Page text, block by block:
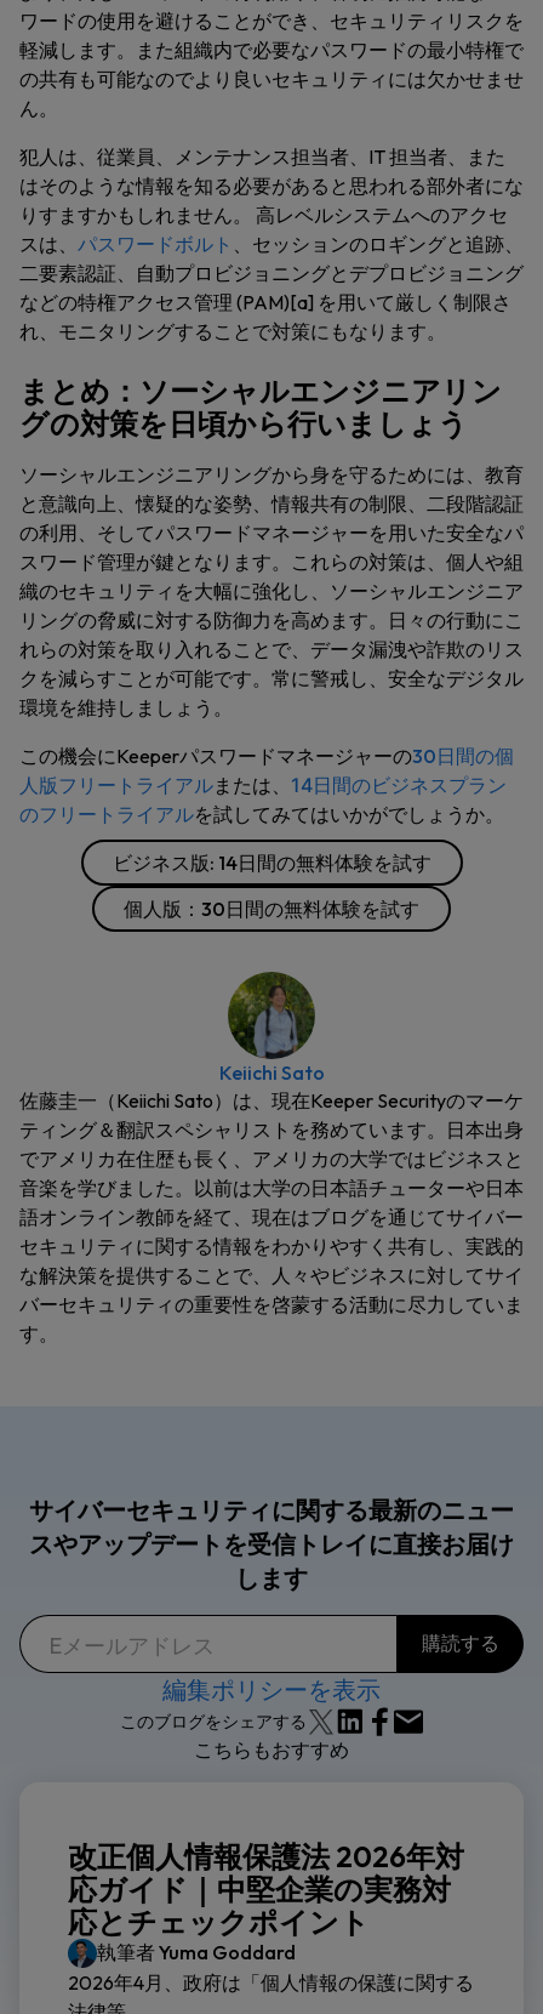
ワードの使用を避けることができ、セキュリティリスクを
軽減します。また組織内で必要なパスワードの最小特権で
の共有も可能なのでより良いセキュリティには欠かせませ
ん。
犯人は、従業員、メンテナンス担当者、IT 担当者、また
はそのような情報を知る必要があると思われる部外者にな
りすますかもしれません。 高レベルシステムへのアクセ
スは、 パスワードボルト 、セッションのロギングと追跡、
二要素認証、自動プロビジョニングとデプロビジョニング
などの特権アクセス管理 (PAM)[a] を用いて厳しく制限さ
れ、モニタリングすることで対策にもなります。
まとめ：ソーシャルエンジニアリン
グの対策を日頃から行いましょう
ソーシャルエンジニアリングから身を守るためには、教育
と意識向上、懐疑的な姿勢、情報共有の制限、二段階認証
の利用、そしてパスワードマネージャーを用いた安全なパ
スワード管理が鍵となります。これらの対策は、個人や組
織のセキュリティを大幅に強化し、ソーシャルエンジニア
リングの脅威に対する防御力を高めます。日々の行動にこ
れらの対策を取り入れることで、データ漏洩や詐欺のリス
クを減らすことが可能です。常に警戒し、安全なデジタル
環境を維持しましょう。
この機会にKeeperパスワードマネージャーの30日間の個
人版フリートライアルまたは、 14日間のビジネスプラン
のフリートライアルを試してみてはいかがでしょうか。
ビジネス版: 14日間の無料体験を試す
個人版：30日間の無料体験を試す
Keiichi Sato
佐藤圭一（Keiichi Sato）は、現在Keeper Securityのマーケ
ティング＆翻訳スペシャリストを務めています。日本出身
でアメリカ在住歴も長く、アメリカの大学ではビジネスと
音楽を学びました。以前は大学の日本語チューターや日本
語オンライン教師を経て、現在はブログを通じてサイバー
セキュリティに関する情報をわかりやすく共有し、実践的
な解決策を提供することで、人々やビジネスに対してサイ
バーセキュリティの重要性を啓蒙する活動に尽力していま
す。
サイバーセキュリティに関する最新のニュー
スやアップデートを受信トレイに直接お届け
します
編集ポリシーを表示
このブログをシェアする
こちらもおすすめ
改正個人情報保護法 2026年対
応ガイド｜中堅企業の実務対
応とチェックポイント
執筆者Yuma Goddard
2026年4月、政府は「個人情報の保護に関する